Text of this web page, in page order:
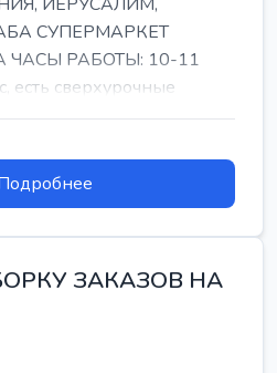
СУПЕРМАРКЕТ
РАБОТЫ: 10-11
есть сверхурочные
б...
ЗАКАЗОВ НА